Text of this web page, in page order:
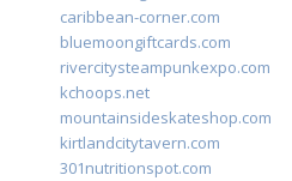
caribbean-corner.com
bluemoongiftcards.com
rivercitysteampunkexpo.com
kchoops.net
mountainsideskateshop.com
kirtlandcitytavern.com
301nutritionspot.com